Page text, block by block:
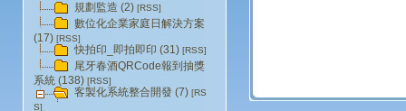
規劃監造 (2) [RSS]
數位化企業家庭日解決方案
(17) [RSS]
快拍印_即拍即印 (31) [RSS]
尾牙春酒QRCode報到抽獎
系統 (138) [RSS]
客製化系統整合開發 (7) [RS
S]